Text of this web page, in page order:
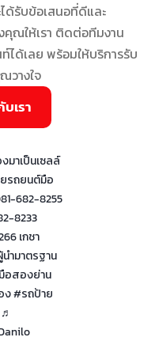
ด้รับข้อเสนอที่ดีและ
คุณให้เรา ติดต่อทีมงาน
ได้เลย พร้อมให้บริการรับ
วางใจ
เรา
มาเป็นเซลล์
รถยนต์มือ
682-8255
8233
เกชา
มาตรฐาน
อสองย่าน
ง#รถป้าย
♬